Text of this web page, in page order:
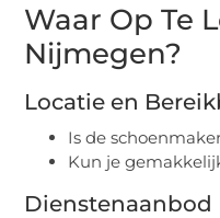
Waar Op Te
Nijmegen?
Locatie en
Is de
Kun je
Dienstenaanbod